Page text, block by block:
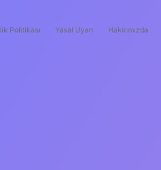
Politikası Yasal Uyarı Hakkımızda